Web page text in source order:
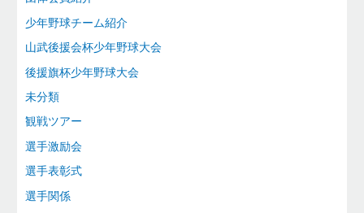
少年野球チーム紹介
山武後援会杯少年野球大会
後援旗杯少年野球大会
未分類
観戦ツアー
選手激励会
選手表彰式
選手関係